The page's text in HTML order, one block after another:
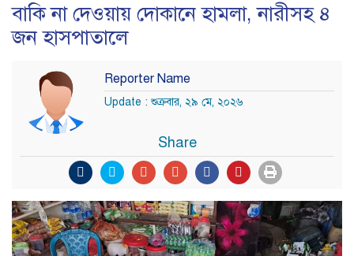
বাকি না দেওয়ায় দোকানে হামলা, নারীসহ ৪
জন হাসপাতালে
Reporter Name
Update : শুক্রবার, ২৯ মে, ২০২৬
Share